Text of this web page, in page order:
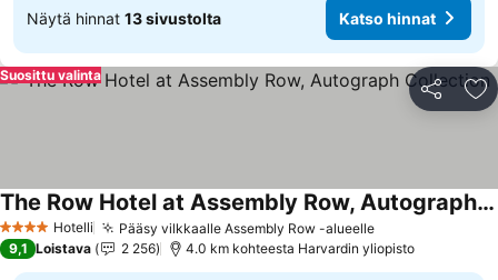
Näytä hinnat 13 sivustolta Katso hinnat
Jaa
Suosittu valinta
4 Tähtiluokitus
Hotelli Pääsy vilkkaalle Assembly Row -alueelle
The Row Hotel at Assembly Row, Autograph Collection
9,1 Loistava 2 256 4.0 km kohteesta Harvardin yliopisto